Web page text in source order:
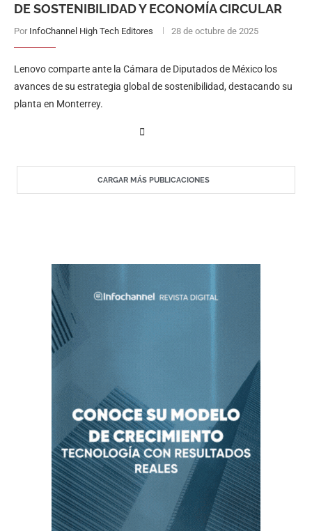
DE SOSTENIBILIDAD Y ECONOMÍA CIRCULAR
Por InfoChannel High Tech Editores 28 de octubre de 2025
Lenovo comparte ante la Cámara de Diputados de México los
avances de su estrategia global de sostenibilidad, destacando su
planta en Monterrey.
CARGAR MÁS PUBLICACIONES